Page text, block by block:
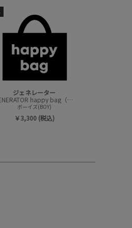
ジェネレーター
GENERATOR happy bag（ハッピーバック）
ボーイズ(BOY)
￥3,300 (税込)